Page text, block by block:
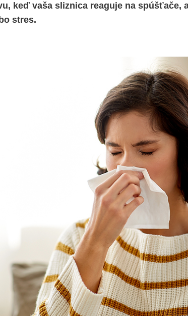
keď vaša sliznica reaguje na spúšťače,
stres.